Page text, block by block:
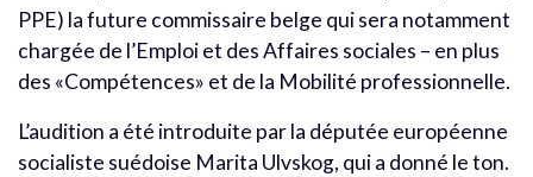
PPE) la future commissaire belge qui sera notamment
chargée de l’Emploi et des Affaires sociales – en plus
des «Compétences» et de la Mobilité professionnelle.
L’audition a été introduite par la députée européenne
socialiste suédoise Marita Ulvskog, qui a donné le ton.